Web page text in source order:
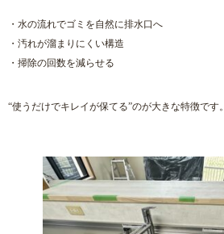
・水の流れでゴミを自然に排水口へ
・汚れが溜まりにくい構造
・掃除の回数を減らせる
“使うだけでキレイが保てる”のが大きな特徴です。